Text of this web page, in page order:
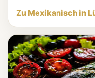
Zu Mexikanisch in